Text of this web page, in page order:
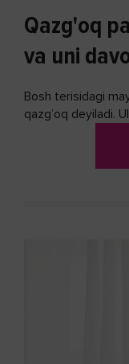
Qazg'oq
va uni
Bosh terisidagi
qazg’oq deyiladi.